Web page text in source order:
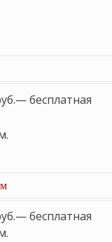
бесплатная
бесплатная